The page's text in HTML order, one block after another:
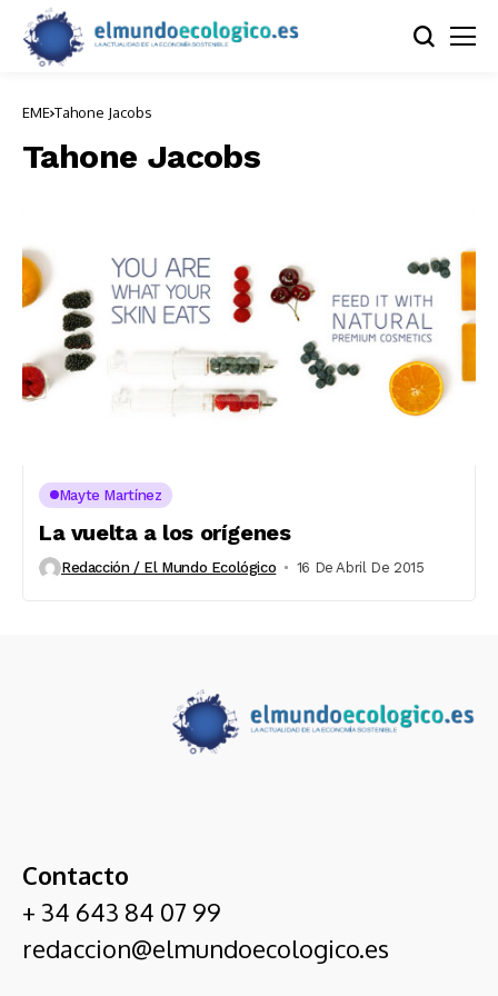
EME Tahone Jacobs
Tahone Jacobs
Mayte Martínez
La vuelta a los orígenes
Redacción / El Mundo Ecológico 16 De Abril De 2015
Contacto
+ 34 643 84 07 99
redaccion@elmundoecologico.es